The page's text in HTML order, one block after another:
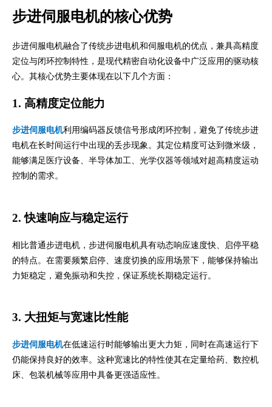
步进伺服电机的核心优势
步进伺服电机融合了传统步进电机和伺服电机的优点，兼具高精度
定位与闭环控制特性，是现代精密自动化设备中广泛应用的驱动核
心。其核心优势主要体现在以下几个方面：
1. 高精度定位能力
步进伺服电机利用编码器反馈信号形成闭环控制，避免了传统步进
电机在长时间运行中出现的丢步现象。其定位精度可达到微米级，
能够满足医疗设备、半导体加工、光学仪器等领域对超高精度运动
控制的需求。
2. 快速响应与稳定运行
相比普通步进电机，步进伺服电机具有动态响应速度快、启停平稳
的特点。在需要频繁启停、速度切换的应用场景下，能够保持输出
力矩稳定，避免振动和失控，保证系统长期稳定运行。
3. 大扭矩与宽速比性能
步进伺服电机在低速运行时能够输出更大力矩，同时在高速运行下
仍能保持良好的效率。这种宽速比的特性使其在定量给药、数控机
床、包装机械等应用中具备更强适应性。